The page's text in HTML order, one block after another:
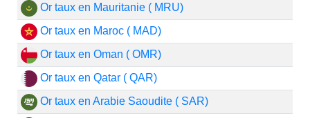
Or taux en Mauritanie ( MRU)
Or taux en Maroc ( MAD)
Or taux en Oman ( OMR)
Or taux en Qatar ( QAR)
Or taux en Arabie Saoudite ( SAR)